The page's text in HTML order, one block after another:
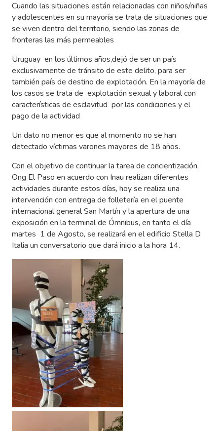
Cuando las situaciones están relacionadas con niños/niñas
y adolescentes en su mayoría se trata de situaciones que
se viven dentro del territorio, siendo las zonas de
fronteras las más permeables
Uruguay en los últimos años,dejó de ser un país
exclusivamente de tránsito de este delito, para ser
también país de destino de explotación. En la mayoría de
los casos se trata de explotación sexual y laboral con
características de esclavitud por las condiciones y el
pago de la actividad
Un dato no menor es que al momento no se han
detectado víctimas varones mayores de 18 años.
Con el objetivo de continuar la tarea de concientización,
Ong El Paso en acuerdo con Inau realizan diferentes
actividades durante estos días, hoy se realiza una
intervención con entrega de folletería en el puente
internacional general San Martín y la apertura de una
exposición en la terminal de Ómnibus, en tanto el día
martes 1 de Agosto, se realizará en el edificio Stella D
Italia un conversatorio que dará inicio a la hora 14.